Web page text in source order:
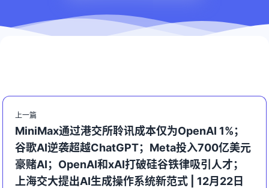
上一篇
MiniMax通过港交所聆讯成本仅为OpenAI 1%；
谷歌AI逆袭超越ChatGPT；Meta投入700亿美元
豪赌AI；OpenAI和xAI打破硅谷铁律吸引人才；
上海交大提出AI生成操作系统新范式 | 12月22日